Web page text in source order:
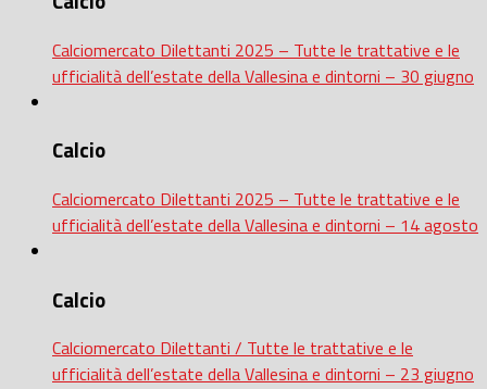
Calciomercato Dilettanti 2025 – Tutte le trattative e le
ufficialità dell’estate della Vallesina e dintorni – 30 giugno
Calcio
Calciomercato Dilettanti 2025 – Tutte le trattative e le
ufficialità dell’estate della Vallesina e dintorni – 14 agosto
Calcio
Calciomercato Dilettanti / Tutte le trattative e le
ufficialità dell’estate della Vallesina e dintorni – 23 giugno